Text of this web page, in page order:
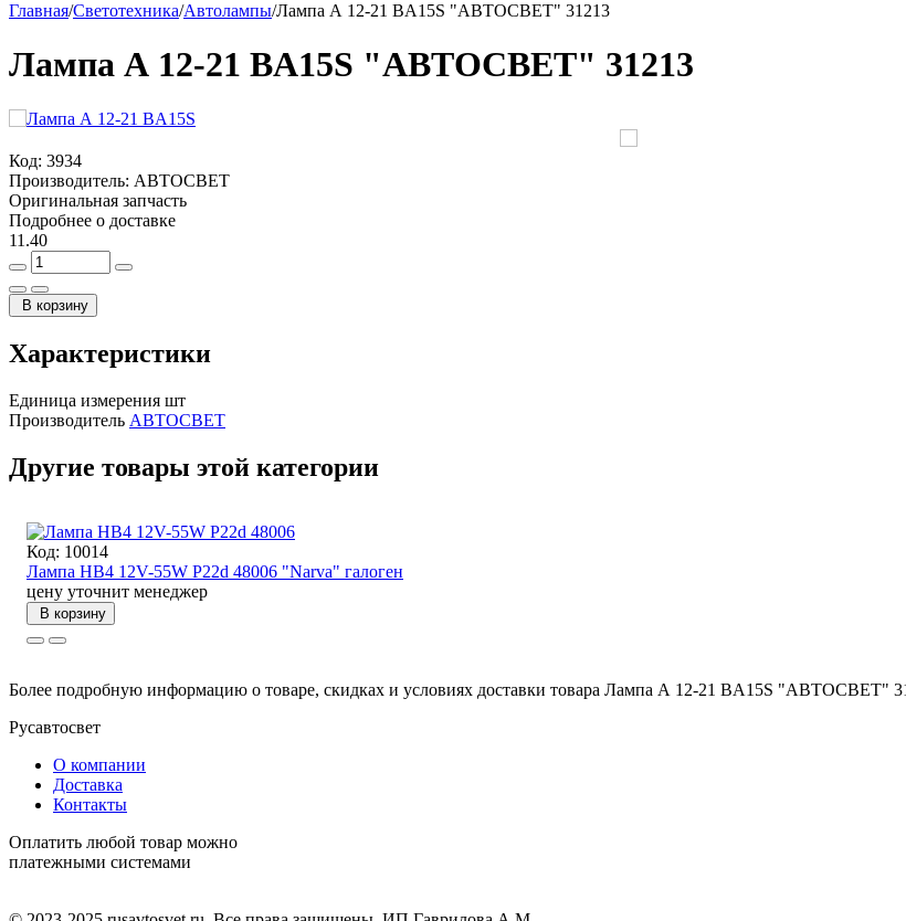
Главная/Светотехника/Автолампы/Лампа А 12-21 BA15S "АВТОСВЕТ" 31213
Лампа А 12-21 BA15S "АВТОСВЕТ" 31213
Код: 3934
Производитель: АВТОСВЕТ
Оригинальная запчасть
Подробнее о доставке
11.40
В корзину
Характеристики
Единица измерения шт
Производитель АВТОСВЕТ
Другие товары этой категории
Код: 10014
Лампа НВ4 12V-55W P22d 48006 "Narva" галоген
цену уточнит менеджер
В корзину
Более подробную информацию о товаре, скидках и условиях доставки товара Лампа А 12-21 BA15S "АВТОСВЕТ"
Русавтосвет
О компании
Доставка
Контакты
Оплатить любой товар можно
платежными системами